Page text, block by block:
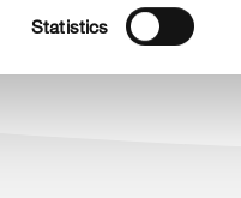
Statistics